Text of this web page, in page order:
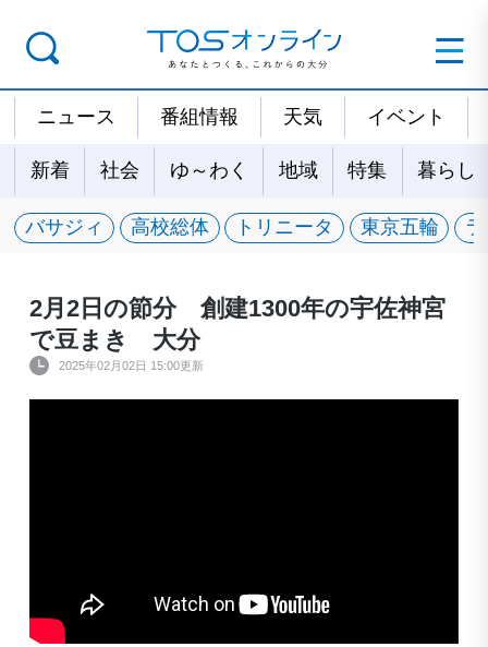
ニュース 番組情報 天気 イベント
新着 社会 ゆ～わく 地域 特集 暮らし
バサジィ 高校総体 トリニータ 東京五輪
2月2日の節分 創建1300年の宇佐神宮
で豆まき 大分
2025年02月02日 15:00更新